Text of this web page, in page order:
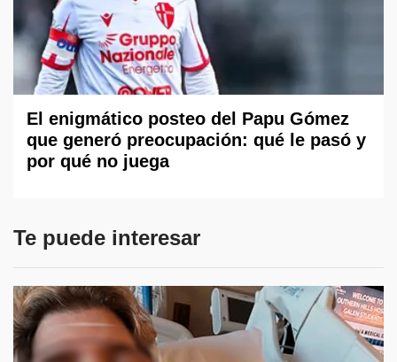
El enigmático posteo del Papu Gómez
que generó preocupación: qué le pasó y
por qué no juega
Te puede interesar